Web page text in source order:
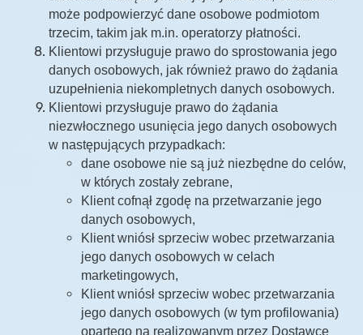
może podpowierzyć dane osobowe podmiotom
trzecim, takim jak m.in. operatorzy płatności.
Klientowi przysługuje prawo do sprostowania jego
danych osobowych, jak również prawo do żądania
uzupełnienia niekompletnych danych osobowych.
Klientowi przysługuje prawo do żądania
niezwłocznego usunięcia jego danych osobowych
w następujących przypadkach:
dane osobowe nie są już niezbędne do celów,
w których zostały zebrane,
Klient cofnął zgodę na przetwarzanie jego
danych osobowych,
Klient wniósł sprzeciw wobec przetwarzania
jego danych osobowych w celach
marketingowych,
Klient wniósł sprzeciw wobec przetwarzania
jego danych osobowych (w tym profilowania)
opartego na realizowanym przez Dostawcę